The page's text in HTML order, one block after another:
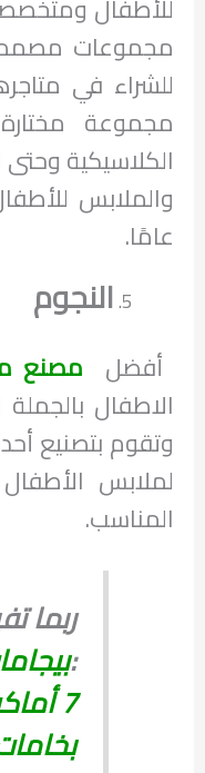
للأطفال
مجموعات
للشراء في
مجموعة
الكلاسيكية
عامًا.
النجوم
أفضل مصنع
الاطفال
وتقوم بتصنيع
لملابس
المناسب.
ربما
:
7